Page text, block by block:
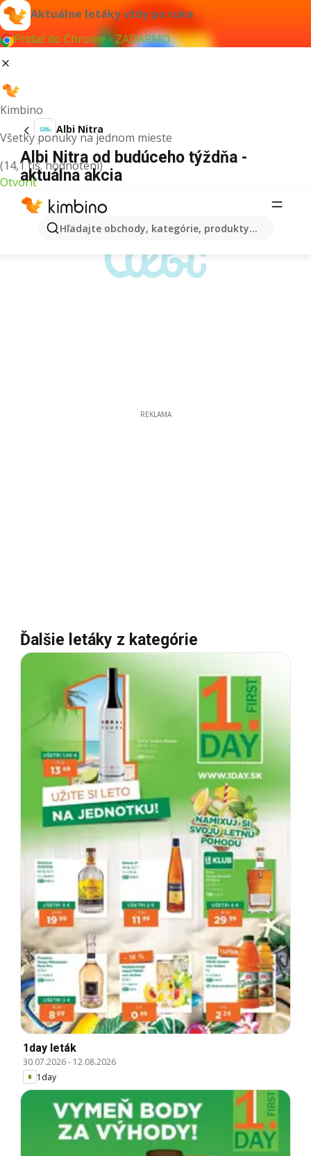
Aktuálne letáky vždy po ruke
Pridať do Chrome - ZADARMO
Kimbino
Všetky ponuky na jednom mieste
(14,1 tis. hodnotení)
Otvoriť
Hľadajte obchody, kategórie, produkty...
Albi Nitra
Albi Nitra od budúceho týždňa -
aktuálna akcia
REKLAMA
Ďalšie letáky z kategórie
1day leták
30.07.2026- 12.08.2026
1day